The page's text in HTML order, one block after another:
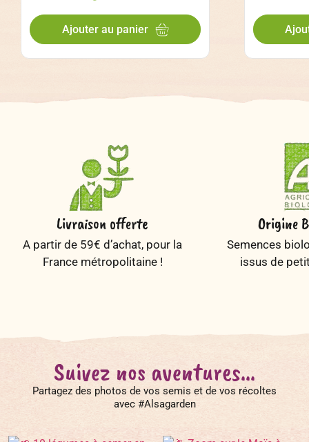
Ajouter au panier
Livraison offerte
A partir de 59€ d’achat, pour la
France métropolitaine !
Origine
Semences
issus de
Suivez nos aventures...
Partagez des photos de vos semis et de vos récoltes
avec #Alsagarden